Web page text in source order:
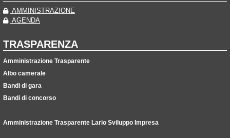
AMMINISTRAZIONE
AGENDA
TRASPARENZA
Amministrazione Trasparente
Albo camerale
Bandi di gara
Bandi di concorso
Amministrazione Trasparente Lario Sviluppo Impresa